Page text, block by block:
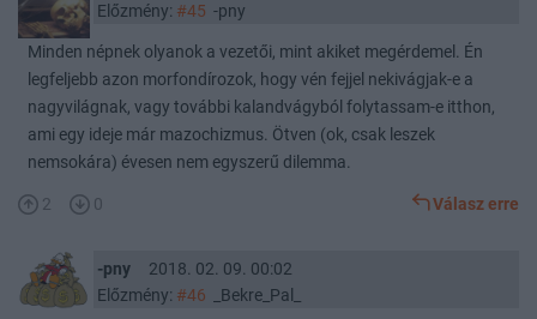
Előzmény: #45 -pny
Minden népnek olyanok a vezetői, mint akiket megérdemel. Én
legfeljebb azon morfondírozok, hogy vén fejjel nekivágjak-e a
nagyvilágnak, vagy további kalandvágyból folytassam-e itthon,
ami egy ideje már mazochizmus. Ötven (ok, csak leszek
nemsokára) évesen nem egyszerű dilemma.
2 0 Válasz erre
-pny
2018. 02. 09. 00:02
Előzmény: #46 _Bekre_Pal_